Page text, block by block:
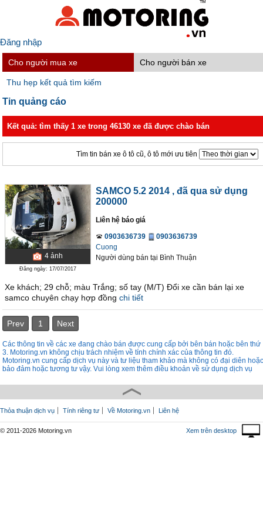
Đăng nhập
Cho người mua xe Cho người bán xe
Thu hẹp kết quả tìm kiếm
Tin quảng cáo
Kết quả: tìm thấy 1 xe trong 46130 xe đã được chào bán
Tìm tin bán xe ô tô cũ, ô tô mới ưu tiên
4 ảnh
Đăng ngày: 17/07/2017
SAMCO 5.2 2014 , đã qua sử dụng
200000
Liên hệ báo giá
0903636739
0903636739
Cuong
Người dùng bán tại Bình Thuận
Xe khách; 29 chỗ; màu Trắng; số tay (M/T) Đổi xe cần bán lại xe
samco chuyên chạy hợp đồng chi tiết
Prev 1 Next
Các thông tin về các xe đang chào bán được cung cấp bởi bên bán hoặc bên thứ
3. Motoring.vn không chịu trách nhiệm về tính chính xác của thông tin đó.
Motoring.vn cung cấp dịch vụ này và tư liệu tham khảo mà không có đại diên hoặc
bảo đảm hoặc tương tư vậy. Vui lòng xem thêm điều khoản về sử dụng dịch vụ
Thỏa thuận dịch vụ Tính riêng tư Về Motoring.vn Liên hệ
© 2011-2026 Motoring.vn Xem trên desktop